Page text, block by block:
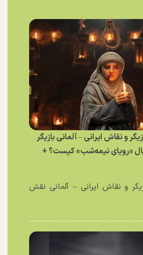
و نقاش ایرانی – آلمانی بازیگر
«رویای نیمه‌شب» کیست؟ +
و نقاش ایرانی – آلمانی نقش